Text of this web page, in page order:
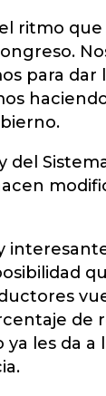
ritmo que
para dar
del
de
ya les da